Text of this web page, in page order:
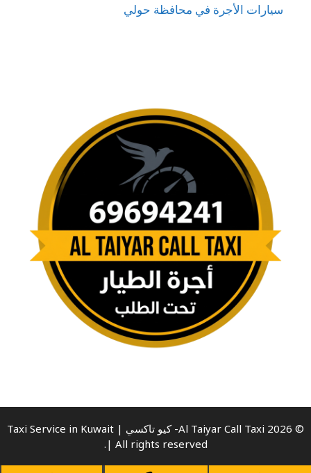
سيارات الأجرة في محافظة حولي
© 2026 Al Taiyar Call Taxi- كيو تاكسي | Taxi Service in Kuwait
| All rights reserved.